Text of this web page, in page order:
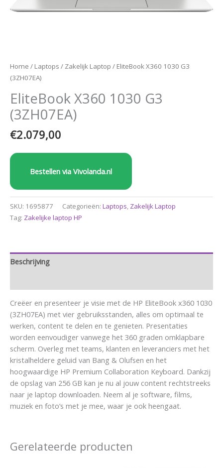
Home / Laptops / Zakelijk Laptop / EliteBook X360 1030 G3
(3ZH07EA)
EliteBook X360 1030 G3
(3ZH07EA)
€2.079,00
Bestellen via Vivolanda.nl
SKU: 1695877 Categorieën: Laptops, Zakelijk Laptop
Tag: Zakelijke laptop HP
Beschrijving
Creëer en presenteer je visie met de HP EliteBook x360 1030
(3ZH07EA) met vier gebruiksstanden, alles om optimaal te
werken, content te delen en te genieten. Presentaties
worden eenvoudiger vanwege het 360 graden omklapbare
scherm. Overleg met teams, klanten en leveranciers met het
kristalheldere geluid van Bang & Olufsen en het
hoogwaardige HP Premium Collaboration Keyboard. Dankzij
de opslag van 256 GB kan je nu al jouw content rechtstreeks
naar je laptop downloaden. Neem al je software, films,
muziek en foto’s met je mee, waar je ook heengaat.
Gerelateerde producten